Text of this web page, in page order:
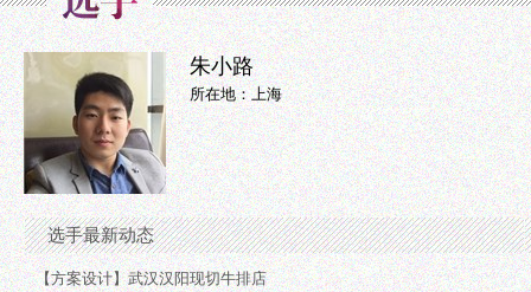
朱小路
所在地：上海
选手最新动态
【方案设计】武汉汉阳现切牛排店